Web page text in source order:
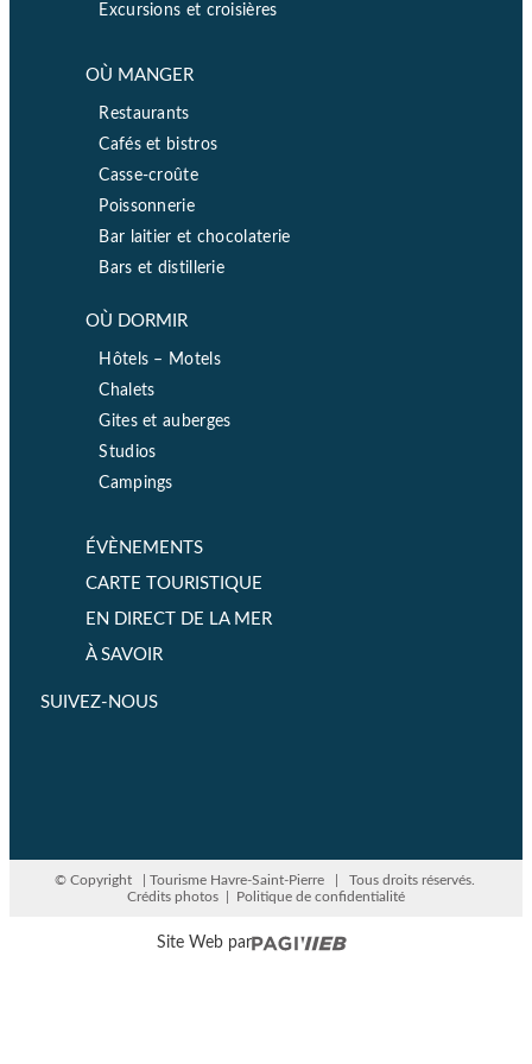
Excursions et croisières
OÙ MANGER
Restaurants
Cafés et bistros
Casse-croûte
Poissonnerie
Bar laitier et chocolaterie
Bars et distillerie
OÙ DORMIR
Hôtels – Motels
Chalets
Gites et auberges
Studios
Campings
ÉVÈNEMENTS
CARTE TOURISTIQUE
EN DIRECT DE LA MER
À SAVOIR
SUIVEZ-NOUS
© Copyright
| Tourisme Havre-Saint-Pierre | Tous droits réservés.
Crédits photos
Politique de confidentialité
Site Web par